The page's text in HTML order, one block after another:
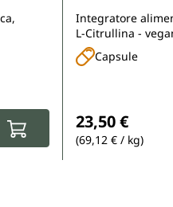
Integratore
L-Citrullina -
Capsule
23,50 €
(69,12 € / kg)